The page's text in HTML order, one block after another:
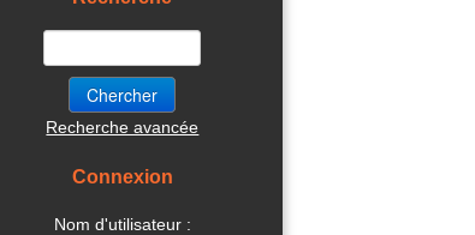
Recherche avancée
Connexion
Nom d'utilisateur :